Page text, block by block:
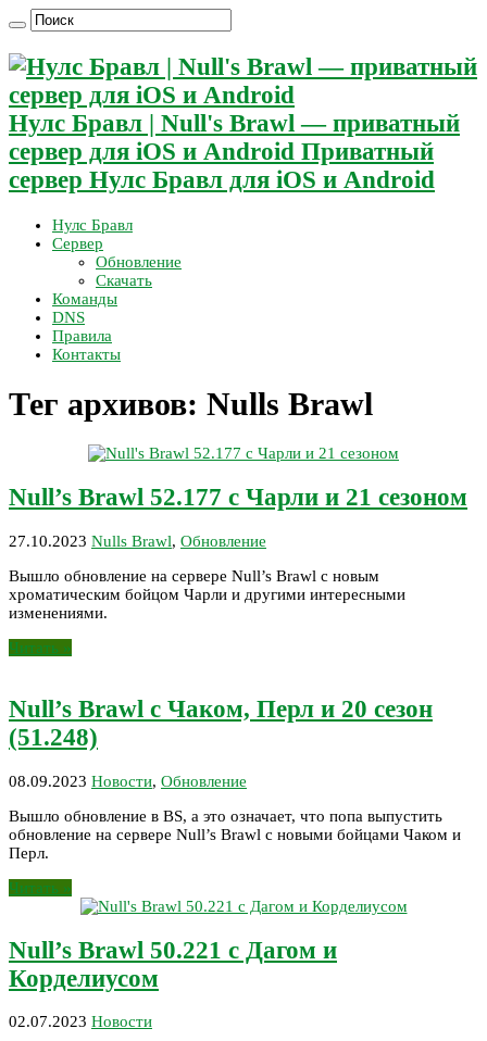
Нулс Бравл | Null's Brawl — приватный
сервер для iOS и Android Приватный
сервер Нулс Бравл для iOS и Android
Нулс Бравл
Сервер
Обновление
Скачать
Команды
DNS
Правила
Контакты
Тег архивов: Nulls Brawl
Null’s Brawl 52.177 с Чарли и 21 сезоном
27.10.2023 Nulls Brawl, Обновление
Вышло обновление на сервере Null’s Brawl с новым
хроматическим бойцом Чарли и другими интересными
изменениями.
Читать »
Null’s Brawl с Чаком, Перл и 20 сезон
(51.248)
08.09.2023 Новости, Обновление
Вышло обновление в BS, а это означает, что попа выпустить
обновление на сервере Null’s Brawl с новыми бойцами Чаком и
Перл.
Читать »
Null’s Brawl 50.221 с Дагом и
Корделиусом
02.07.2023 Новости